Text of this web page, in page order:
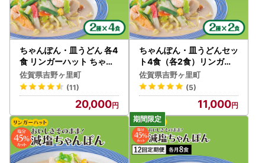
ちゃんぽん・皿うどん 各4
食 リンガーハット ちゃん
ぽん[FBI004]
佐賀県吉野ヶ里町
(11)
20,000
ちゃんぽん・皿うどんセッ
ト4食（各2食）リンガー
ハット[FBI001]
佐賀県吉野ヶ里町
(5)
11,000